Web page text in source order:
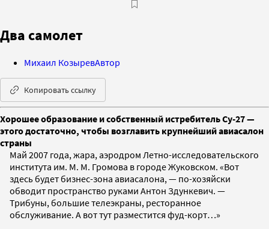
Два самолет
Михаил КозыревАвтор
Копировать ссылку
Хорошее образование и собственный истребитель Су-27 —
этого достаточно, чтобы возглавить крупнейший авиасалон
страны
Май 2007 года, жара, аэродром Летно-исследовательского
института им. М. М. Громова в городе Жуковском. «Вот
здесь будет бизнес-зона авиасалона, — по-хозяйски
обводит пространство руками Антон Здункевич. —
Трибуны, большие телеэкраны, ресторанное
обслуживание. А вот тут разместится фуд-корт…»